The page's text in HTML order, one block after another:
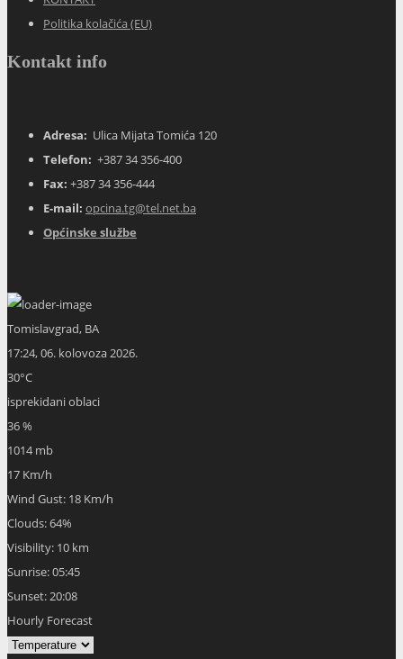
Politika kolačića (EU)
Kontakt info
Adresa: Ulica Mijata Tomića 120
Telefon: +387 34 356-400
Fax: +387 34 356-444
E-mail: opcina.tg@tel.net.ba
Općinske službe
Tomislavgrad, BA
17:24,06. kolovoza 2026.
30°C
isprekidani oblaci
36 %
1014 mb
17 Km/h
Wind Gust: 18 Km/h
Clouds:64%
Visibility: 10 km
Sunrise:05:45
Sunset:20:08
Hourly Forecast